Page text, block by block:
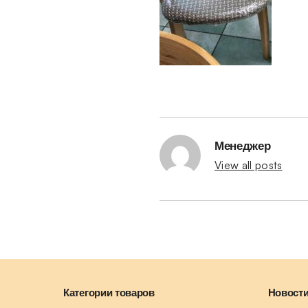
Менеджер
View all posts
Категории товаров